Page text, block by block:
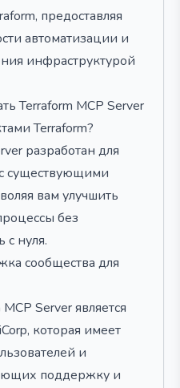
предоставляя
автоматизации и
инфраструктурой
Terraform MCP Server
Terraform?
разработан для
существующими
вам улучшить
без
с нуля.
сообщества для
Server является
которая имеет
и
поддержку и